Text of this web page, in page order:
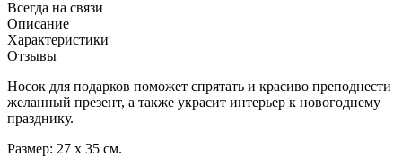
Всегда на связи
Описание
Характеристики
Отзывы
Носок для подарков поможет спрятать и красиво преподнести
желанный презент, а также украсит интерьер к новогоднему
празднику.
Размер: 27 х 35 см.